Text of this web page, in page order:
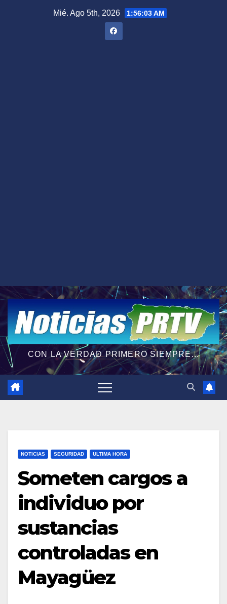
Mié. Ago 5th, 2026 1:56:04 AM
CON LA VERDAD PRIMERO SIEMPRE...
NOTICIAS SEGURIDAD ULTIMA HORA
Someten cargos a
individuo por
sustancias
controladas en
Mayagüez